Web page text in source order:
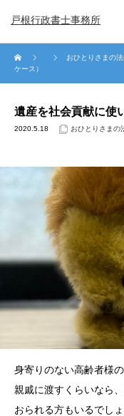
戸根行政書士事務所
おひとりさまの
ケース）
遺産を社会貢献に使
2020.5.18 おひとりさまの
身寄りのない高齢者様
親戚に渡すくらいなら
おられる方もいるでしょ